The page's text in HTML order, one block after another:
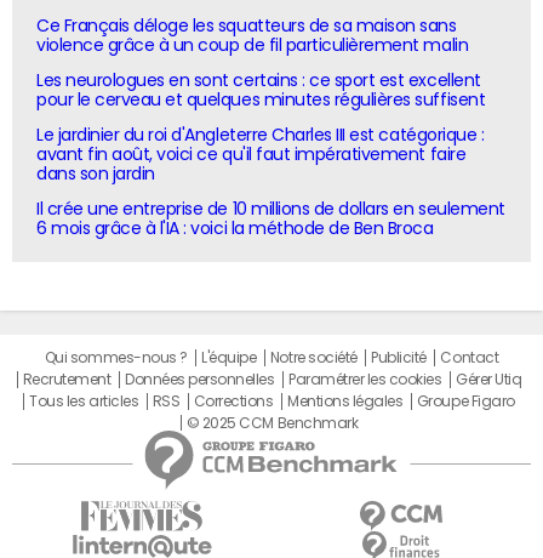
Ce Français déloge les squatteurs de sa maison sans
violence grâce à un coup de fil particulièrement malin
Les neurologues en sont certains : ce sport est excellent
pour le cerveau et quelques minutes régulières suffisent
Le jardinier du roi d'Angleterre Charles III est catégorique :
avant fin août, voici ce qu'il faut impérativement faire
dans son jardin
Il crée une entreprise de 10 millions de dollars en seulement
6 mois grâce à l'IA : voici la méthode de Ben Broca
Qui sommes-nous ? L'équipe Notre société Publicité
Contact
Recrutement
Données personnelles Paramétrer les cookies
Gérer Utiq
Tous les articles
RSS Corrections Mentions légales
Groupe Figaro
© 2025 CCM Benchmark